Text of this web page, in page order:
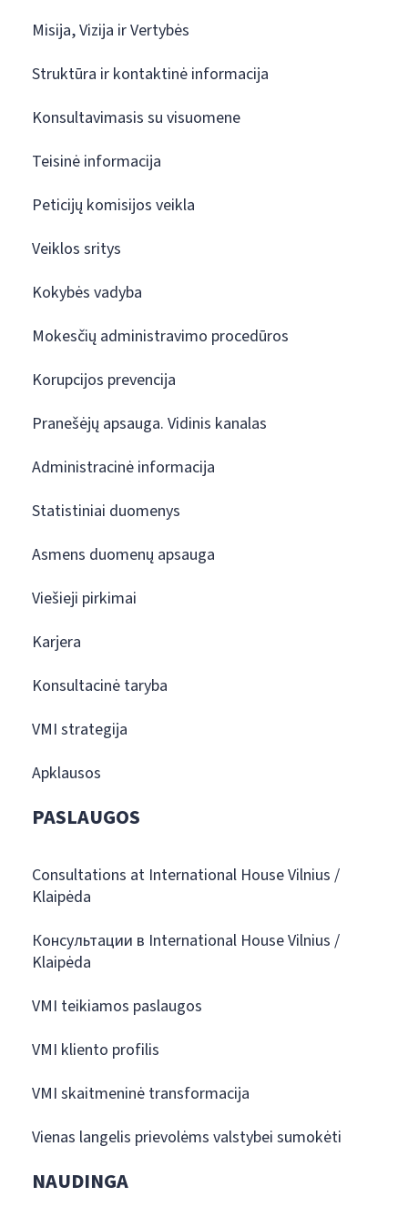
Misija, Vizija ir Vertybės
Struktūra ir kontaktinė informacija
Konsultavimasis su visuomene
Teisinė informacija
Peticijų komisijos veikla
Veiklos sritys
Kokybės vadyba
Mokesčių administravimo procedūros
Korupcijos prevencija
Pranešėjų apsauga. Vidinis kanalas
Administracinė informacija
Statistiniai duomenys
Asmens duomenų apsauga
Viešieji pirkimai
Karjera
Konsultacinė taryba
VMI strategija
Apklausos
PASLAUGOS
Consultations at International House Vilnius /
Klaipėda
Консультации в International House Vilnius /
Klaipėda
VMI teikiamos paslaugos
VMI kliento profilis
VMI skaitmeninė transformacija
Vienas langelis prievolėms valstybei sumokėti
NAUDINGA